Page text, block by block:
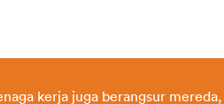
kerja juga berangsur